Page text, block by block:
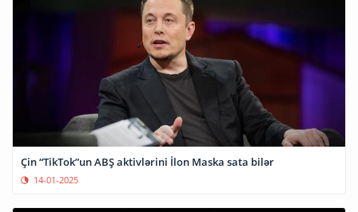
Çin “TikTok”un ABŞ aktivlərini İlon Maska sata bilər
14-01-2025